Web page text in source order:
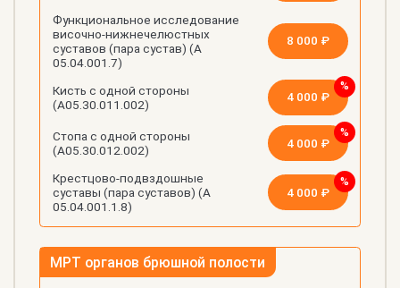
Функциональное исследование
височно-нижнечелюстных
суставов (пара сустав) (А
05.04.001.7)
8 000 ₽
Кисть с одной стороны
(А05.30.011.002)
4 000 ₽
Стопа с одной стороны
(А05.30.012.002)
4 000 ₽
Крестцово-подвздошные
суставы (пара суставов) (А
05.04.001.1.8)
4 000 ₽
МРТ органов брюшной полости